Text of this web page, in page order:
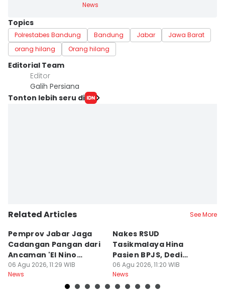
News
Topics
Polrestabes Bandung Bandung Jabar
Jawa Barat
orang hilang
Orang hilang
Editorial Team
Editor
Galih Persiana
Tonton lebih seru di
Related Articles See More
Pemprov Jabar Jaga
Cadangan Pangan dari
Ancaman 'El Nino
Godzilla'
06 Agu 2026, 11:29 WIB
News
Nakes RSUD
Tasikmalaya Hina
Pasien BPJS, Dedi
Mulyadi Minta Disanksi
06 Agu 2026, 11:20 WIB
News